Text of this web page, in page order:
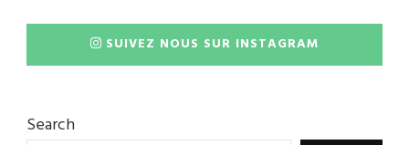
SUIVEZ NOUS SUR INSTAGRAM
Search